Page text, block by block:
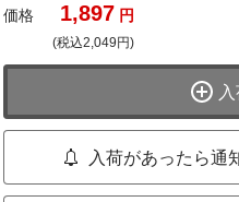
価格 1,897 円
(税込2,049円)
入荷があったら通